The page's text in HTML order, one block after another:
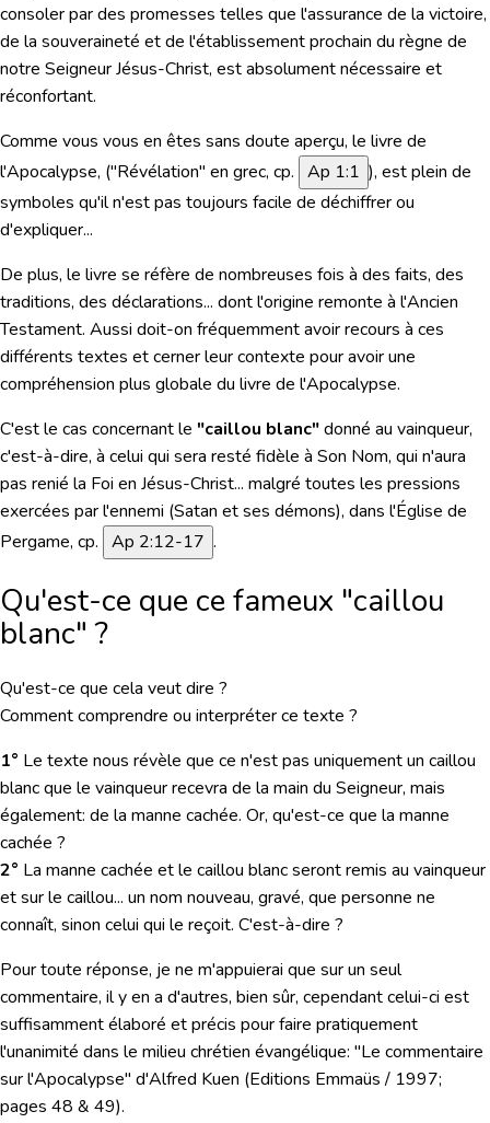
consoler par des promesses telles que l'assurance de la victoire,
de la souveraineté et de l'établissement prochain du règne de
notre Seigneur Jésus-Christ, est absolument nécessaire et
réconfortant.
Comme vous vous en êtes sans doute aperçu, le livre de
l'Apocalypse, ("Révélation" en grec, cp. Ap 1:1 ), est plein de
symboles qu'il n'est pas toujours facile de déchiffrer ou
d'expliquer...
De plus, le livre se réfère de nombreuses fois à des faits, des
traditions, des déclarations... dont l'origine remonte à l'Ancien
Testament. Aussi doit-on fréquemment avoir recours à ces
différents textes et cerner leur contexte pour avoir une
compréhension plus globale du livre de l'Apocalypse.
C'est le cas concernant le "caillou blanc"donné au vainqueur,
c'est-à-dire, à celui qui sera resté fidèle à Son Nom, qui n'aura
pas renié la Foi en Jésus-Christ... malgré toutes les pressions
exercées par l'ennemi (Satan et ses démons), dans l'Église de
Pergame, cp. Ap 2:12-17 .
Qu'est-ce que ce fameux "caillou
blanc" ?
Qu'est-ce que cela veut dire ?
Comment comprendre ou interpréter ce texte ?
1° Le texte nous révèle que ce n'est pas uniquement un caillou
blanc que le vainqueur recevra de la main du Seigneur, mais
également: de la manne cachée. Or, qu'est-ce que la manne
cachée ?
2° La manne cachée et le caillou blanc seront remis au vainqueur
et sur le caillou... un nom nouveau, gravé, que personne ne
connaît, sinon celui qui le reçoit. C'est-à-dire ?
Pour toute réponse, je ne m'appuierai que sur un seul
commentaire, il y en a d'autres, bien sûr, cependant celui-ci est
suffisamment élaboré et précis pour faire pratiquement
l'unanimité dans le milieu chrétien évangélique: "Le commentaire
sur l'Apocalypse" d'Alfred Kuen (Editions Emmaüs / 1997;
pages 48 & 49).